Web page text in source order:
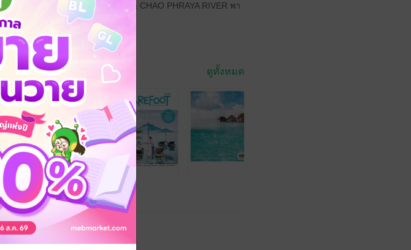
ปสู่ที่พักสไตล์มินิมอล, MOM, ME & CHAO PHRAYA RIVER พา
ดูทั้งหมด